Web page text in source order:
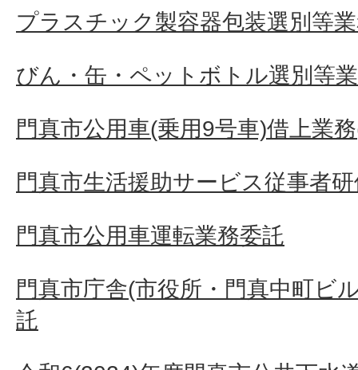
プラスチック製容器包装選別等
びん・缶・ペットボトル選別等
門真市公用車(乗用9号車)借上業
門真市生活援助サービス従事者
門真市公用車運転業務委託
門真市庁舎(市役所・門真中町ビ
託